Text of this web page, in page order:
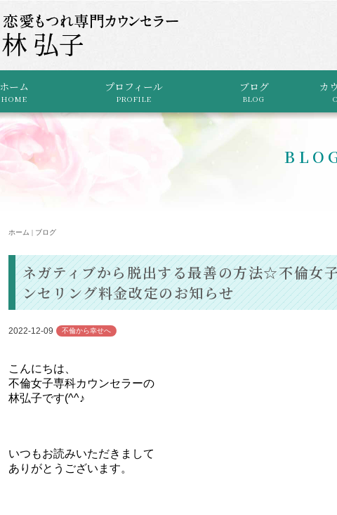
ホーム
HOME
プロフィール
PROFILE
ブログ
BLOG
カ
ホーム | ブログ
ネガティブから脱出する最善の方法☆不倫女
ンセリング料金改定のお知らせ
2022-12-09 不倫から幸せへ
こんにちは、
不倫女子専科カウンセラーの
林弘子です(^^♪
いつもお読みいただきまして
ありがとうございます。